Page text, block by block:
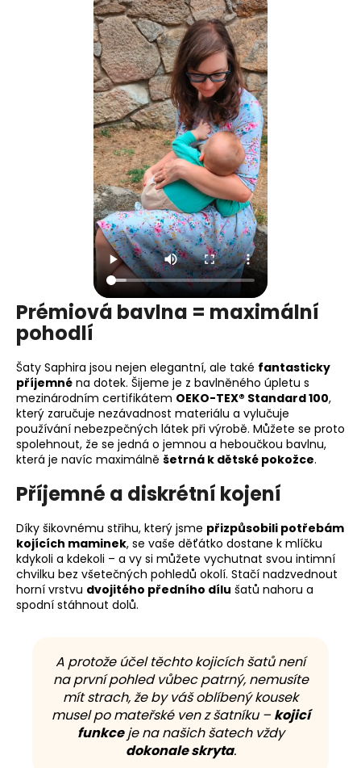
Prémiová bavlna = maximální
pohodlí
Šaty Saphira jsou nejen elegantní, ale také fantasticky
příjemné na dotek. Šijeme je z bavlněného úpletu s
mezinárodním certifikátem OEKO-TEX® Standard 100,
který zaručuje nezávadnost materiálu a vylučuje
používání nebezpečných látek při výrobě. Můžete se proto
spolehnout, že se jedná o jemnou a heboučkou bavlnu,
která je navíc maximálně šetrná k dětské pokožce.
Příjemné a diskrétní kojení
Díky šikovnému střihu, který jsme přizpůsobili potřebám
kojících maminek, se vaše děťátko dostane k mlíčku
kdykoli a kdekoli – a vy si můžete vychutnat svou intimní
chvilku bez všetečných pohledů okolí. Stačí nadzvednout
horní vrstvu dvojitého předního dílu šatů nahoru a
spodní stáhnout dolů.
A protože účel těchto kojicích šatů není
na první pohled vůbec patrný, nemusíte
mít strach, že by váš oblíbený kousek
musel po mateřské ven z šatníku – kojicí
funkceje na našich šatech vždy
dokonale skryta.